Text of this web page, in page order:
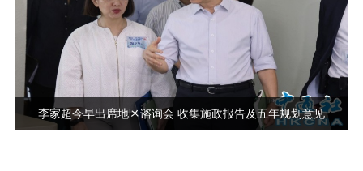
李家超今早出席地区谘询会 收集施政报告及五年规划意见